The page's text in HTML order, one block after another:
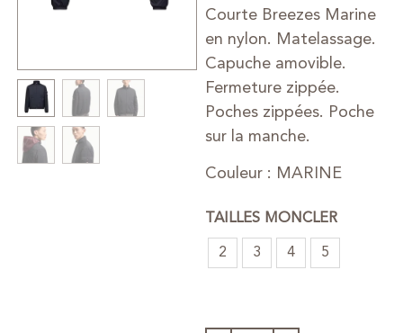
Courte Breezes Marine
en nylon. Matelassage.
Capuche amovible.
Fermeture zippée.
Poches zippées. Poche
sur la manche.
Couleur : MARINE
TAILLES MONCLER
2 3 4 5